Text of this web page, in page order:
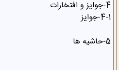
4-جوایز و افتخارات
4-1-جوایز
5-حاشیه ها